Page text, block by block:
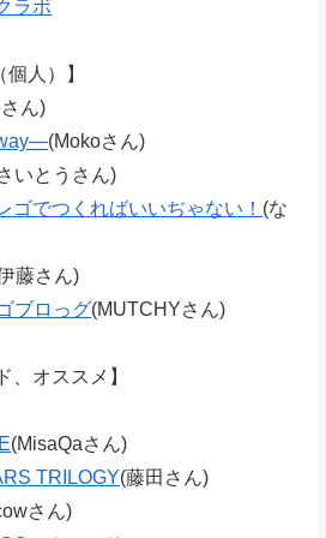
ラボ
個人）】
ん)
(Mokoさん)
いとうさん)
ゴでつくればいいぢゃない！ (な
藤さん)
ブロっグ(MUTCHYさん)
、オススメ】
(MisaQaさん)
TRILOGY(藤田さん)
さん)